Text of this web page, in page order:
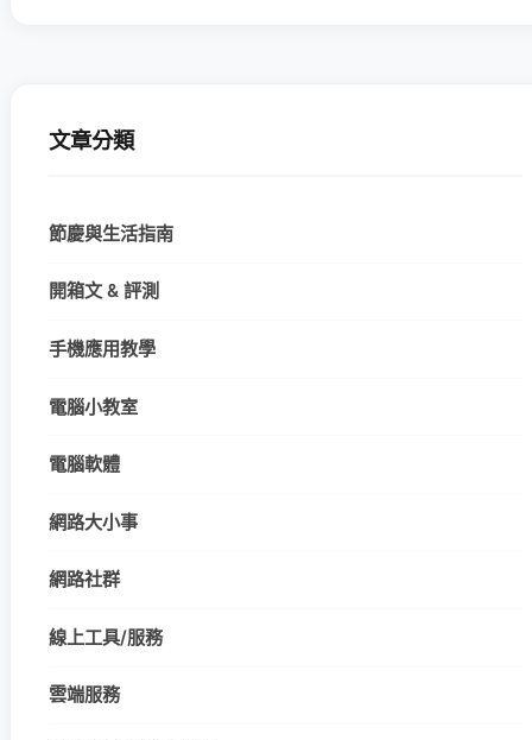
文章分類
節慶與生活指南
開箱文 & 評測
手機應用教學
電腦小教室
電腦軟體
網路大小事
網路社群
線上工具/服務
雲端服務